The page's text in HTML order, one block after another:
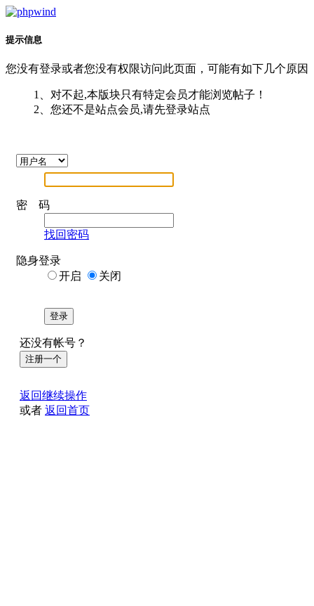
提示信息
您没有登录或者您没有权限访问此页面，可能有如下几个原因
1、对不起,本版块只有特定会员才能浏览帖子！
2、您还不是站点会员,请先登录站点
密 码
找回密码
隐身登录
开启
关闭
登录
还没有帐号？
注册一个
返回继续操作
或者 返回首页